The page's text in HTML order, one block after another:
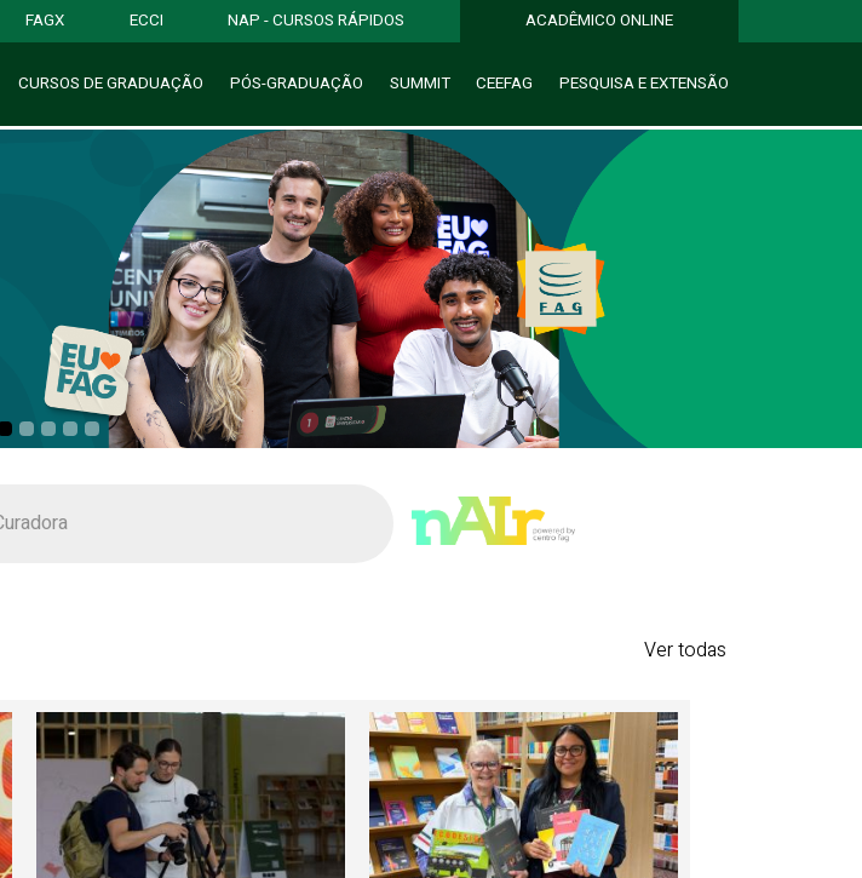
FAGX ECCI NAP - CURSOS RÁPIDOS ACADÊMICO ONLINE
CURSOSDE GRADUAÇÃO PÓS-GRADUAÇÃO SUMMIT CEEFAG PESQUISAEEXTENSÃO
Ver todas